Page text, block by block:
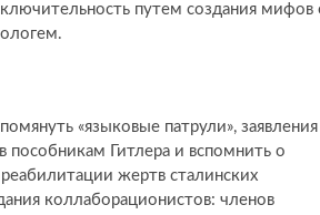
путем создания мифов
«языковые патрули», заявления
пособникам Гитлера и вспомнить о
жертв сталинских
коллаборационистов: членов